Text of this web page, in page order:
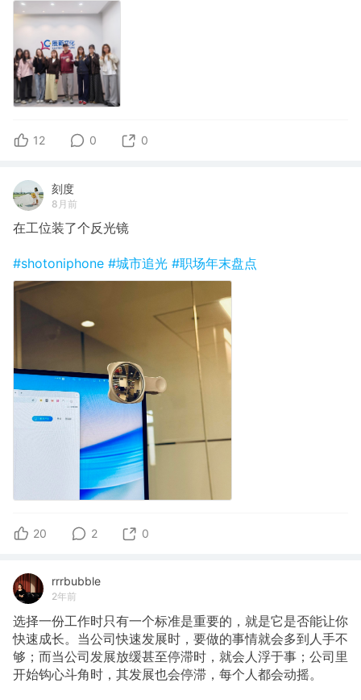
12 0 0
刻度
8月前
在工位装了个反光镜
#shotoniphone #城市追光 #职场年末盘点
20 2 0
rrrbubble
2年前
选择一份工作时只有一个标准是重要的，就是它是否能让你
快速成长。当公司快速发展时，要做的事情就会多到人手不
够；而当公司发展放缓甚至停滞时，就会人浮于事；公司里
开始钩心斗角时，其发展也会停滞，每个人都会动摇。